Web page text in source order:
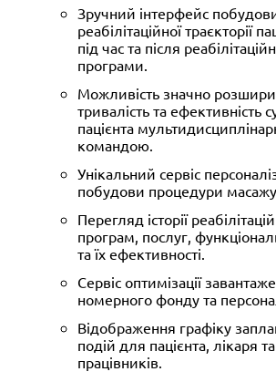
Зручний інтерфейс
реабілітаційної траєкторії
під час та після
програми.
Можливість значно
тривалість та ефективність
пацієнта
командою.
Унікальний сервіс
побудови процедури масажу.
Перегляд історії
програм, послуг,
та їх ефективності.
Сервіс оптимізації
номерного фонду та
Відображення графіку
подій для пацієнта, лікаря
працівників.